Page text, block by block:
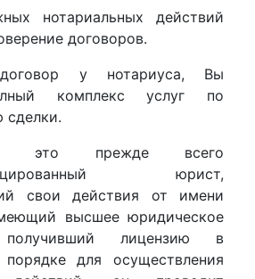
нотариальных действий
договоров.
договор у нотариуса, Вы
комплекс услуг по
сделки.
это прежде всего
юрист,
свои действия от имени
высшее юридическое
получивший лицензию в
порядке для осуществления